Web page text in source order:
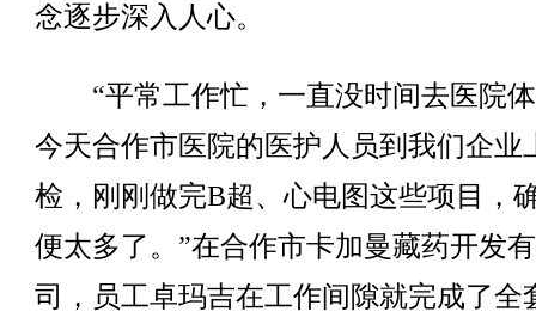
念逐步深入人心。
“平常工作忙，一直没时间去医院
今天合作市医院的医护人员到我们企业
检，刚刚做完B超、心电图这些项目，
便太多了。”在合作市卡加曼藏药开发
司，员工卓玛吉在工作间隙就完成了全